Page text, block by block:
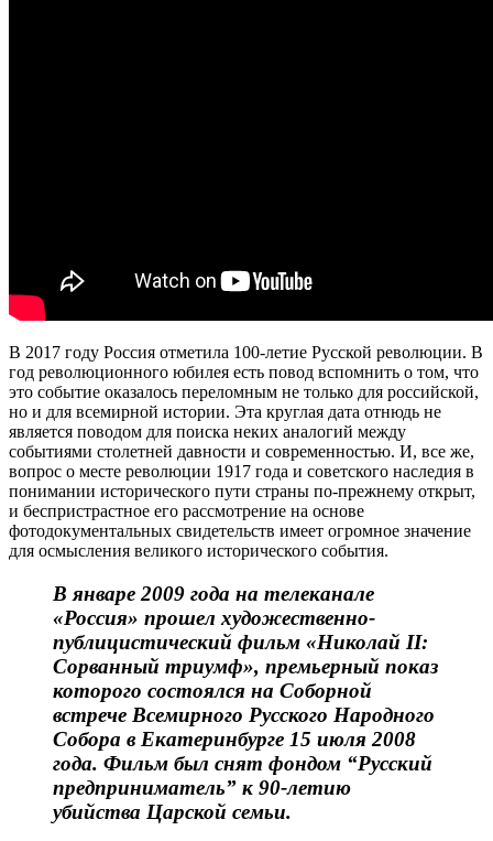
В 2017 году Россия отметила 100-летие Русской революции. В
год революционного юбилея есть повод вспомнить о том, что
это событие оказалось переломным не только для российской,
но и для всемирной истории. Эта круглая дата отнюдь не
является поводом для поиска неких аналогий между
событиями столетней давности и современностью. И, все же,
вопрос о месте революции 1917 года и советского наследия в
понимании исторического пути страны по-прежнему открыт,
и беспристрастное его рассмотрение на основе
фотодокументальных свидетельств имеет огромное значение
для осмысления великого исторического события.
В январе 2009 года на телеканале
«Россия» прошел художественно-
публицистический фильм «Николай II:
Сорванный триумф», премьерный показ
которого состоялся на Соборной
встрече Всемирного Русского Народного
Собора в Екатеринбурге 15 июля 2008
года. Фильм был снят фондом “Русский
предприниматель” к 90-летию
убийства Царской семьи.